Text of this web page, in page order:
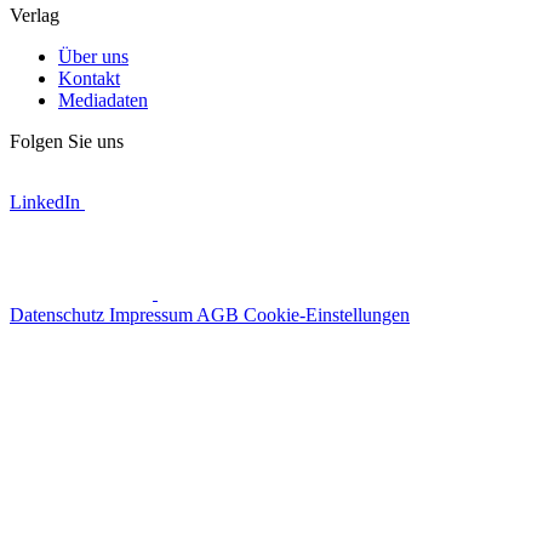
Verlag
Über uns
Kontakt
Mediadaten
Folgen Sie uns
LinkedIn
Datenschutz Impressum AGB Cookie-Einstellungen